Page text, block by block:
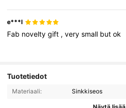
e***l
Fab noveltygift ,verysmall butok
Tuotetiedot
Materiaali: Sinkkiseos